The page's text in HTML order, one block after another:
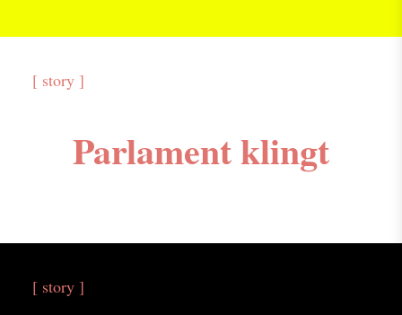
[ story ]
Parlament klingt
[ story ]